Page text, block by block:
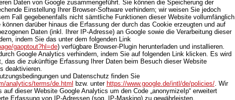
Daten von Google zusammengeführt. Sie können die Speicherung der
Einstellung Ihrer Browser-Software verhindern; wir weisen Sie jedoch
Fall gegebenenfalls nicht sämtliche Funktionen dieser Website vollumfänglich
darüber hinaus die Erfassung der durch das Cookie erzeugten und auf
Daten (inkl. Ihrer IP-Adresse) an Google sowie die Verarbeitung dieser
indem Sie das unter dem folgenden Link
gaoptout?hl=de) verfügbare Browser-Plugin herunterladen und installieren.
Google Analytics verhindern, indem Sie auf folgenden Link klicken. Es wird
das die zukünftige Erfassung Ihrer Daten beim Besuch dieser Website
deaktivieren.
und Datenschutz finden Sie
analytics/terms/de.html bzw. unter https://www.google.de/intl/de/policies/. Wir
dieser Website Google Analytics um den Code „anonymizeIp“ erweitert
Erfassung von IP-Adressen (sog. IP-Masking) zu gewährleisten.